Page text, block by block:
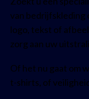
van bedrijfskleding
logo, tekst of
zorg aan uw
Of het nu gaat om
t-shirts, of